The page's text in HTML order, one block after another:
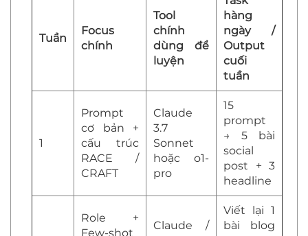
Tuần
Focus
chính
Tool
chính
dùng để
luyện
hàng
ngày /
Output
cuối
tuần
1
Prompt
cơ bản +
cấu trúc
RACE /
CRAFT
Claude
3.7
Sonnet
hoặc o1-
pro
15
prompt
→ 5 bài
social
post + 3
headline
Role +
Few-shot
Claude /
Viết lại 1
bài blog